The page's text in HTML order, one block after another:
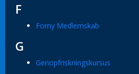
F
Forny Medlemskab
G
Genopfriskningskursus